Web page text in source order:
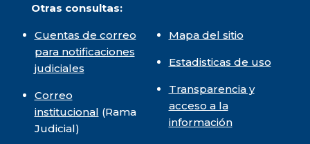
Otras consultas:
Cuentas de correo
para notificaciones
judiciales
Correo
institucional (Rama
Judicial)
Mapa del sitio
Estadisticas de uso
Transparencia y
acceso a la
información